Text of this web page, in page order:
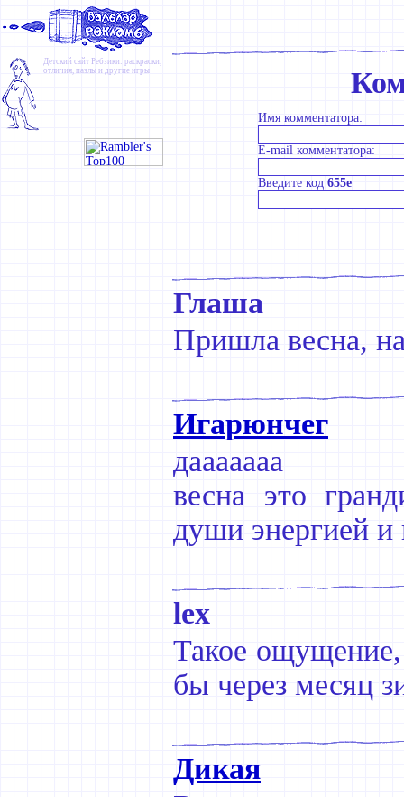
Детский сайт Ребзики: раскраски,
отличия, пазлы и другие игры!
Имя комментатора:
E-mail комментатора:
Введите код 655e
Глаша
Пришла весна,
Игарюнчег
дааааааа
весна это
души энергией и
lex
Такое ощущение,
бы через месяц
Дикая